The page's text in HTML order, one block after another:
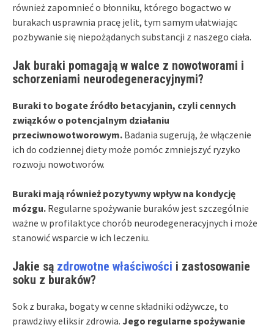
również zapomnieć o błonniku, którego bogactwo w
burakach usprawnia pracę jelit, tym samym ułatwiając
pozbywanie się niepożądanych substancji z naszego ciała.
Jak buraki pomagają w walce z nowotworami i
schorzeniami neurodegeneracyjnymi?
Buraki to bogate źródło betacyjanin, czyli cennych
związków o potencjalnym działaniu
przeciwnowotworowym. Badania sugerują, że włączenie
ich do codziennej diety może pomóc zmniejszyć ryzyko
rozwoju nowotworów.
Buraki mają również pozytywny wpływ na kondycję
mózgu. Regularne spożywanie buraków jest szczególnie
ważne w profilaktyce chorób neurodegeneracyjnych i może
stanowić wsparcie w ich leczeniu.
Jakie są zdrowotne właściwości i zastosowanie
soku z buraków?
Sok z buraka, bogaty w cenne składniki odżywcze, to
prawdziwy eliksir zdrowia. Jego regularne spożywanie